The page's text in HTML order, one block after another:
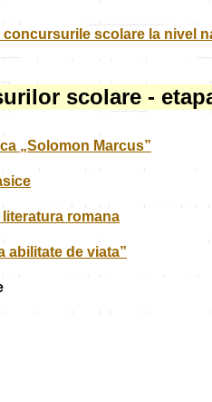
scolare la nivel
scolare -
„Solomon Marcus”
romana
abilitate de viata”